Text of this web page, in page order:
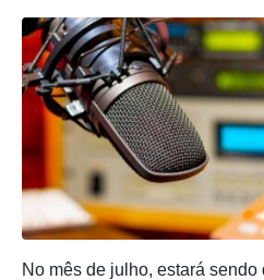
No mês de julho, estará